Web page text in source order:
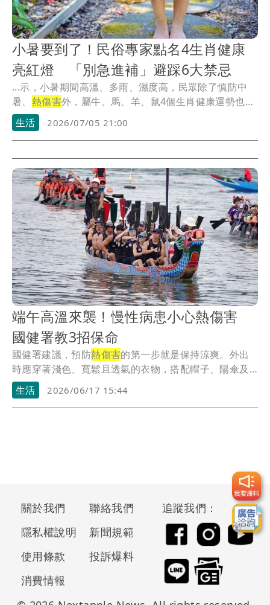
小暑要到了！民俗專家點名4生肖健康
亮紅燈 「別急進補」避踩6大禁忌
...示，小暑期間高溫、多雨、濕度高，民眾除了慎防中
暑、 熱傷害外，屬牛、馬、羊、鼠4個生肖健康運勢也相
對較...
生活 2026/07/05 21:00
端午高溫來襲！慢性病患小心熱傷害
國健署教3招保命
國健署建議，預防熱傷害的第一步就是保持涼爽。外出
時應穿著淺色、寬鬆且透氣的衣物，搭配帽子、陽傘及
太陽...
生活 2026/06/17 15:44
關於我們
聯絡我們
隱私權說明
新聞規範
使用條款
投訴爆料
消費情報
追蹤我們：